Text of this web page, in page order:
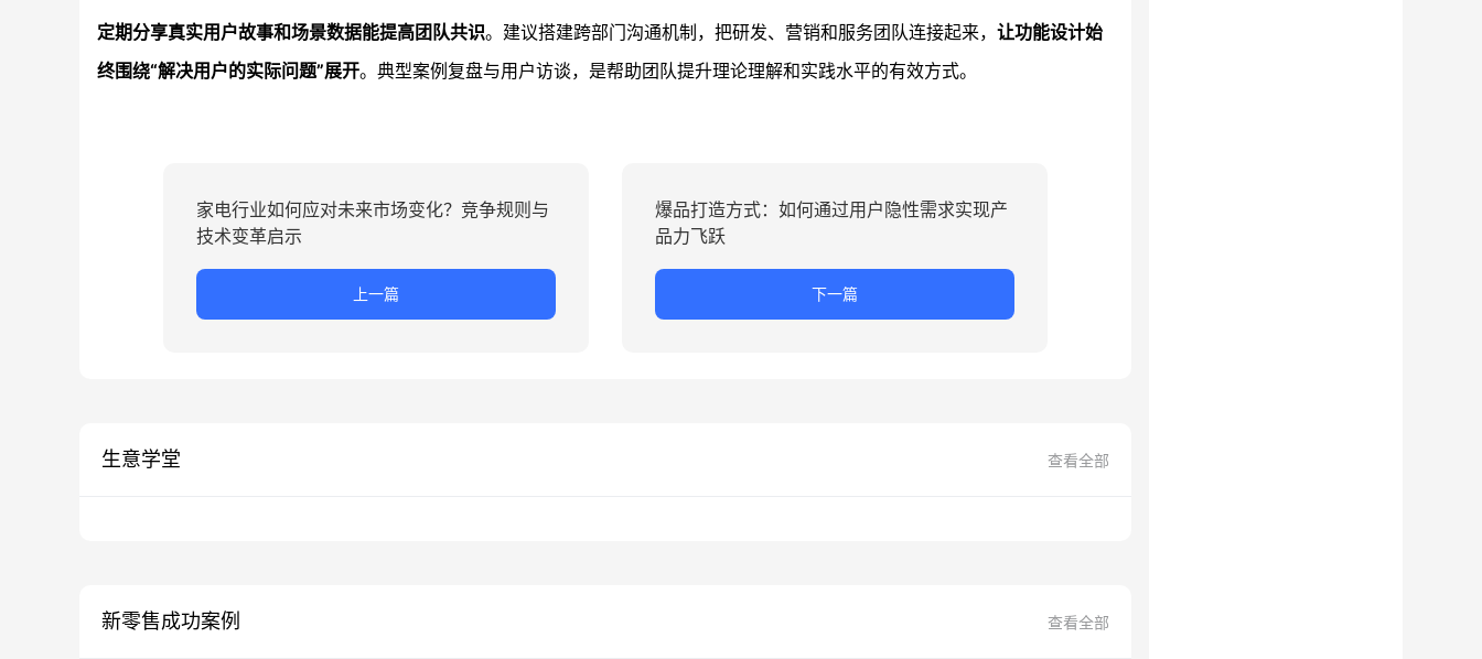
定期分享真实用户故事和场景数据能提高团队共识。建议搭建跨部门沟通机制，把研发、营销和服务团队连接起来， 让功能设计始
终围绕“解决用户的实际问题”展开。典型案例复盘与用户访谈，是帮助团队提升理论理解和实践水平的有效方式。
家电行业如何应对未来市场变化？竞争规则与
技术变革启示
上一篇
爆品打造方式：如何通过用户隐性需求实现产
品力飞跃
下一篇
生意学堂 查看全部
新零售成功案例 查看全部